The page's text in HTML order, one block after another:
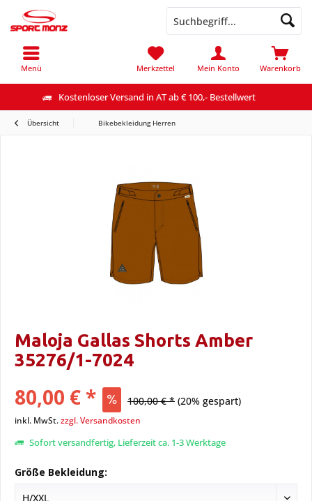
Kostenloser Versand in AT ab € 100,- Bestellwert
Menü Warenkorb
Merkzettel Mein Konto
Übersicht Bikebekleidung Herren
Maloja Gallas Shorts Amber
35276/1-7024
80,00 € * 100,00 € * (20% gespart)
inkl. MwSt.zzgl. Versandkosten
Sofort versandfertig, Lieferzeit ca. 1-3 Werktage
Größe Bekleidung: